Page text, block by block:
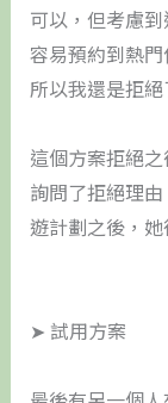
可以，但考慮
容易預約到熱
所以我還是拒絕
這個方案拒絕
詢問了拒絕理
遊計劃之後，
➤ 試用方案